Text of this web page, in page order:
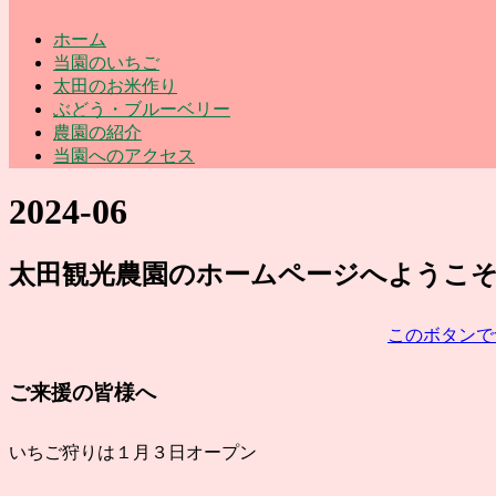
ホーム
当園のいちご
太田のお米作り
ぶどう・ブルーベリー
農園の紹介
当園へのアクセス
2024-06
太田観光農園のホームページへようこそ
このボタンで
ご来援の皆様へ
いちご狩りは１月３日オープン